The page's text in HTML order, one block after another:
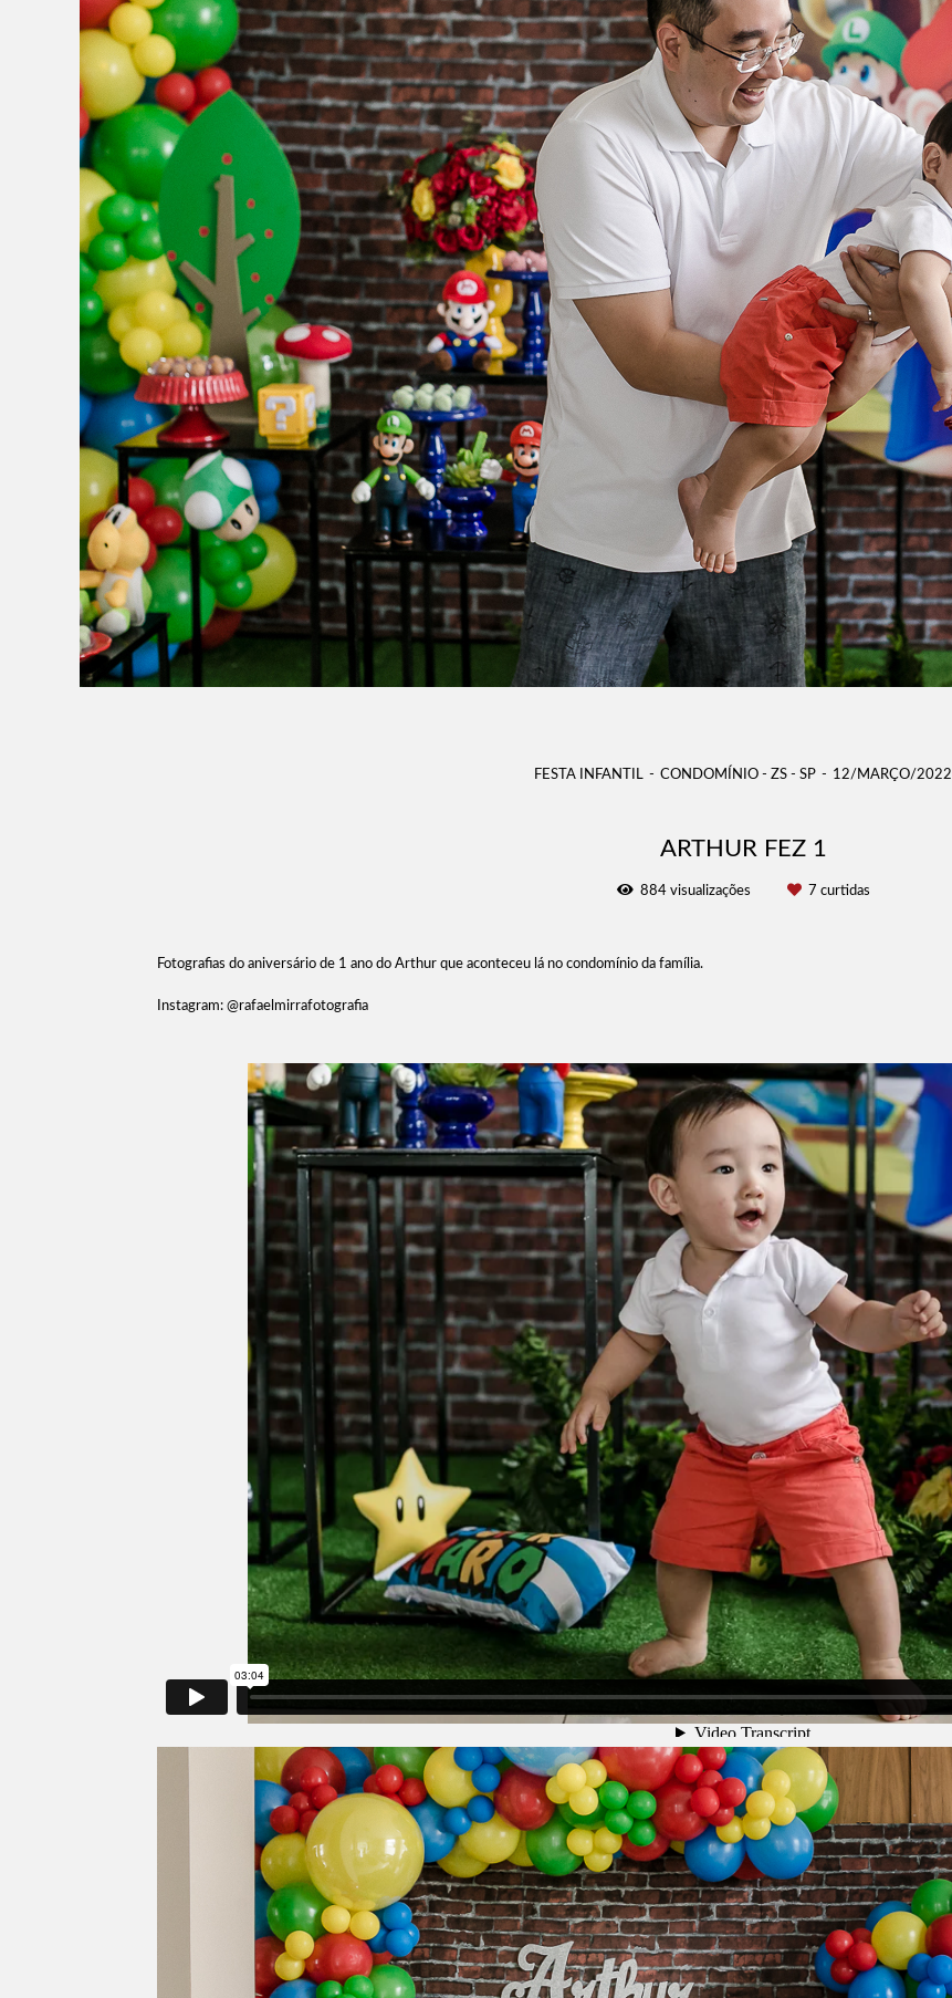
FESTA INFANTIL CONDOMÍNIO - ZS - SP 12/MARÇO/2022
ARTHUR FEZ 1
884visualizações 7 curtidas
Fotografias do aniversário de 1 ano do Arthur que aconteceu lá no condomínio da família.
Instagram: @rafaelmirrafotografia